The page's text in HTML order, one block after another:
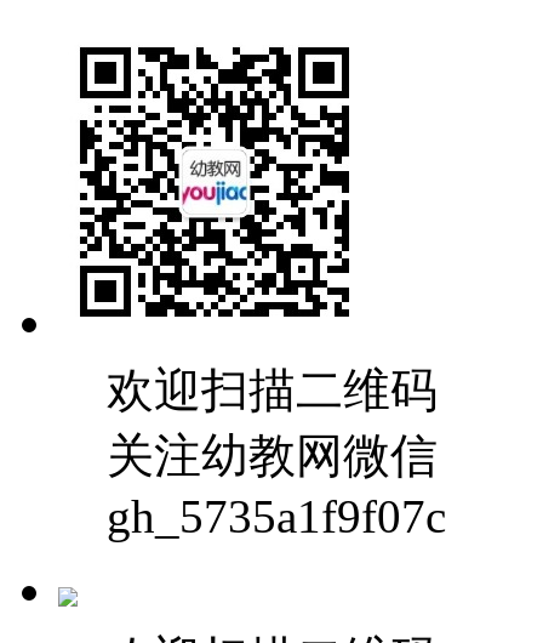
欢迎扫描二维码
关注幼教网微信
gh_5735a1f9f07c